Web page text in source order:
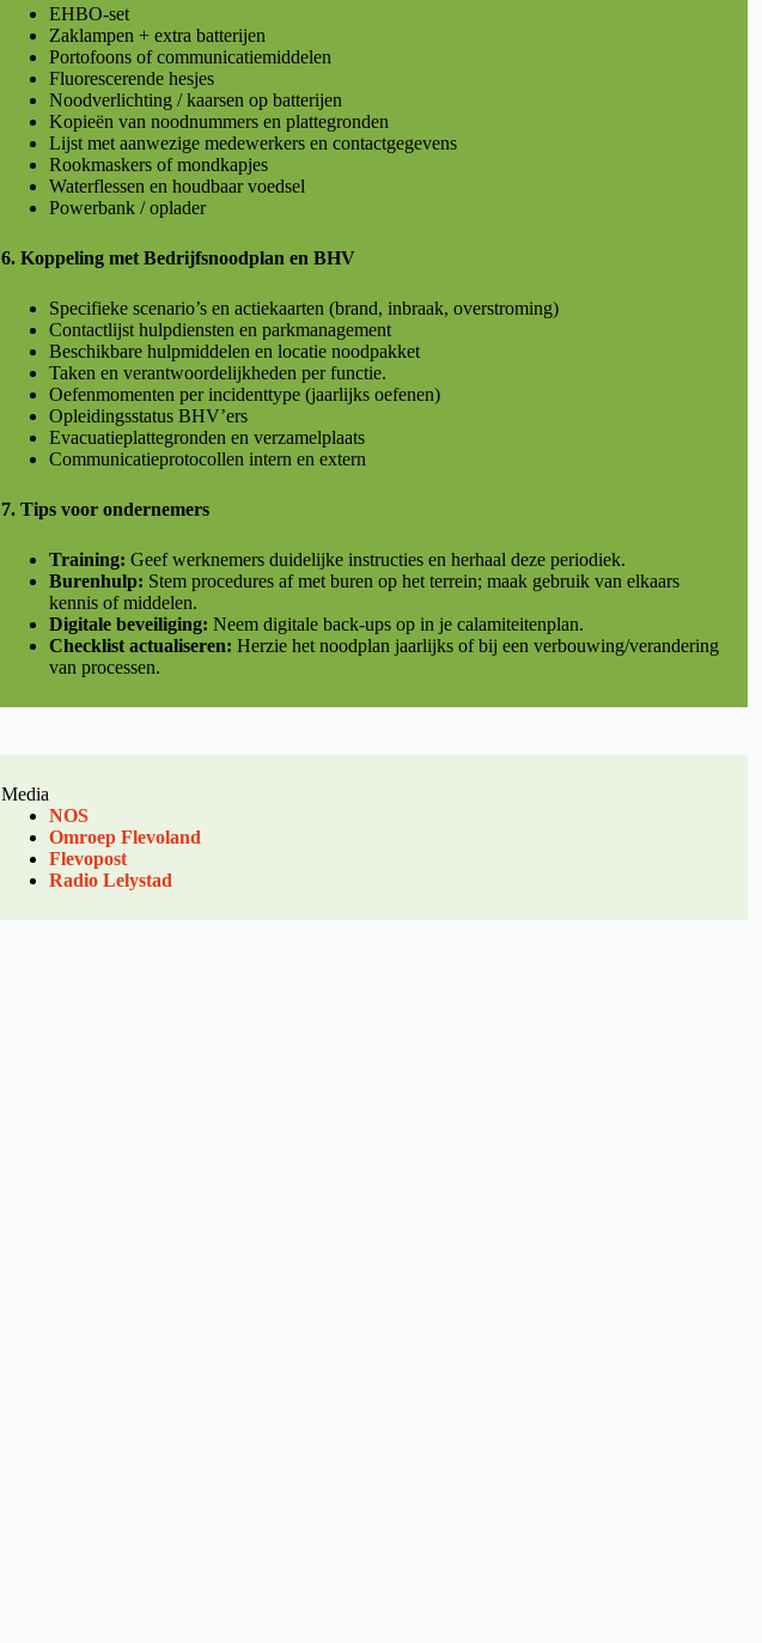
EHBO-set
Zaklampen + extra batterijen
Portofoons of communicatiemiddelen
Fluorescerende hesjes
Noodverlichting / kaarsen op batterijen
Kopieën van noodnummers en plattegronden
Lijst met aanwezige medewerkers en contactgegevens
Rookmaskers of mondkapjes
Waterflessen en houdbaar voedsel
Powerbank / oplader
6. Koppeling met Bedrijfsnoodplan en BHV
Specifieke scenario’s en actiekaarten (brand, inbraak, overstroming)
Contactlijst hulpdiensten en parkmanagement
Beschikbare hulpmiddelen en locatie noodpakket
Taken en verantwoordelijkheden per functie.
Oefenmomenten per incidenttype (jaarlijks oefenen)
Opleidingsstatus BHV’ers
Evacuatieplattegronden en verzamelplaats
Communicatieprotocollen intern en extern
7. Tips voor ondernemers
Training: Geef werknemers duidelijke instructies en herhaal deze periodiek.
Burenhulp: Stem procedures af met buren op het terrein; maak gebruik van elkaars
kennis of middelen.
Digitale beveiliging: Neem digitale back-ups op in je calamiteitenplan.
Checklist actualiseren: Herzie het noodplan jaarlijks of bij een verbouwing/verandering
van processen.
Media
NOS
Omroep Flevoland
Flevopost
Radio Lelystad